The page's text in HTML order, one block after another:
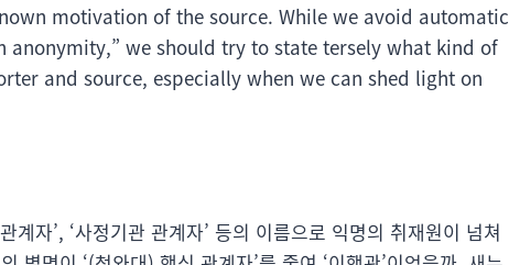
motivation of the source. While we avoid automatic
anonymity,” we should try to state tersely what kind of
and source, especially when we can shed light on
계자’, ‘사정기관 관계자’ 등의 이름으로 익명의 취재원이 넘쳐